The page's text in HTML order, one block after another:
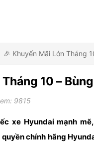
🎉 Khuyến Mãi Lớn Tháng
10 –
9815
xe Hyundai mạnh
chính hãng